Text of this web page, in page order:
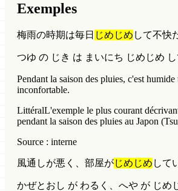
Exemples
梅雨の時期は毎日 じめじめ して不快
つゆ の じき は まいにち じめじめ し
Pendant la saison des pluies, c'est
inconfortable.
LittéralL'exemple le plus courant
pendant la saison des pluies au Japon
Source : interne
風通しが悪く、部屋がじめじめ して
かぜとおし が わるく、へや が じめ